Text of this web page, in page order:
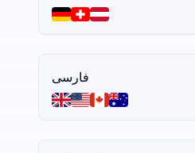
فارسی